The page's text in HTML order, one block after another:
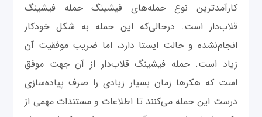
کارآمدترین نوع حمله‌های فیشینگ حمله فیشینگ
قلاب‌دار است. درحالی‌که این حمله به شکل خودکار
انجام‌نشده و حالت ایستا دارد، اما ضریب موفقیت آن
زیاد است. حمله فیشینگ قلاب‌دار از آن جهت موفق
است که هکرها زمان بسیار زیادی را صرف پیاده‌سازی
درست این حمله می‌کنند تا اطلاعات و مستندات مهمی از